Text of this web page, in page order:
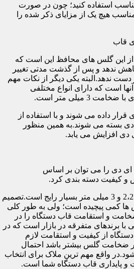
استفاده کنید؛ چون در صورت
هیچ یک از مزایای ذکر شده را
قاب
از این گلس های محافظ این است که
ندهد و پس از گذشت مدتی تغییر
دست ندهد.البته یکی دیگر از نکات مهم
است که دارای انواع مختلفی
3 میلی متر است.
داده می شوند و با استفاده از
بسته می شوند.به همین منظور
دی افزایش می یابد.
دی را می توان بر اساس
کیفیت دسته بندی کرد.
مثلاً در بازار ضخامت های 2،2.5 و 3 میلی متر بسیار رایج است.تصمیم
کمی پیچیده است؛ ولی به طور کلی
و استقامت قاب دستگاه را در
با برندهای متفرقه در بازار است که در
دستگاه از کیفیت و استقامت لازم
ضخامت گلس بیشتر باشد احتمال
واقع مهم ترین ملاک برای انتخاب
پایداری قاب دستگاه شما است.